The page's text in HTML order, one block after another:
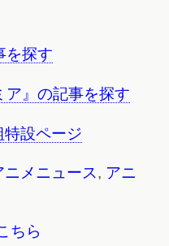
を探す
』の記事を探す
設ページ
メニュース, アニ
ちら